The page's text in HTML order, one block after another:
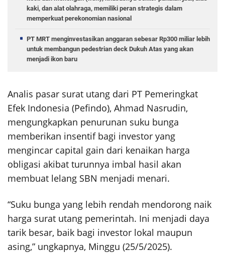
kaki, dan alat olahraga, memiliki peran strategis dalam
memperkuat perekonomian nasional
PT MRT menginvestasikan anggaran sebesar Rp300 miliar lebih
untuk membangun pedestrian deck Dukuh Atas yang akan
menjadi ikon baru
Analis pasar surat utang dari PT Pemeringkat
Efek Indonesia (Pefindo), Ahmad Nasrudin,
mengungkapkan penurunan suku bunga
memberikan insentif bagi investor yang
mengincar capital gain dari kenaikan harga
obligasi akibat turunnya imbal hasil akan
membuat lelang SBN menjadi menari.
“Suku bunga yang lebih rendah mendorong naik
harga surat utang pemerintah. Ini menjadi daya
tarik besar, baik bagi investor lokal maupun
asing,” ungkapnya, Minggu (25/5/2025).